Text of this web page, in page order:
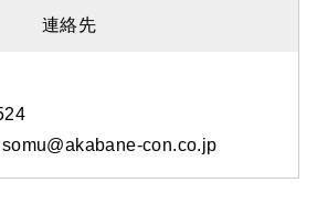
連絡先
somu@akabane-con.co.jp